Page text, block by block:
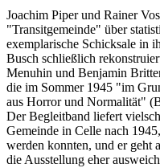
Joachim Piper und Rainer
"Transitgemeinde" über
exemplarische Schicksale in
Busch schließlich
Menuhin und Benjamin
die im Sommer 1945 "im
aus Horror und Normalität"
Der Begleitband liefert
Gemeinde in Celle nach
werden konnten, und er geht
die Ausstellung eher